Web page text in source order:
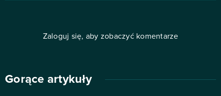
Zaloguj się, aby zobaczyć komentarze
Gorące artykuły